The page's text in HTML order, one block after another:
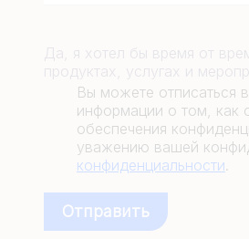
Вы можете отписаться
информации о том, как
обеспечения
уважению вашей
конфиденциальности.